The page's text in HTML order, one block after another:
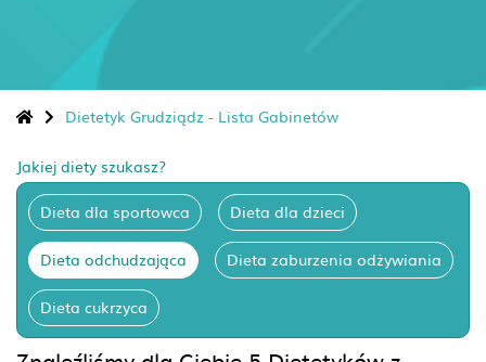
Dietetyk Grudziądz - Lista Gabinetów
Jakiej diety szukasz?
Dieta dla sportowca Dieta dla dzieci
Dieta odchudzająca Dieta zaburzenia odżywiania
Dieta cukrzyca